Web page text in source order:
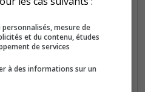
mesure de
et du contenu, études
de services
à des informations sur un